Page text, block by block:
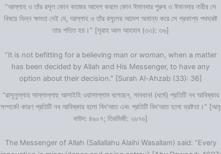
“আল্লাহ ও তাঁর রসূল কোন কাজের আদেশ করলে কোন ঈমানদার পুরুষ ও ঈমানদার নারীর সে
বিষয়ে ভিন্ন ক্ষমতা নেই যে, আল্লাহ ও তাঁর রসূলের আদেশ অমান্য করে সে প্রকাশ্য পথভ্রষ্ট
তায় পতিত হয়।” [সূরাহ আল আহযাব (৩৩): ৩৬]
“It is not befitting for a believing man or woman, when a matter
has been decided by Allah and His Messenger, to have any
option about their decision.” [Surah Al-Ahzab (33): 36]
“রাসূলুল্লাহ সাল্লাল্লাহু আলাইহি ওয়াসাল্লাম বলেছেন, সাবধান! (ধর্মে) প্রতিটি নব আবিষ্কার
সম্পর্কে! কারণ প্রতিটি নব আবিষ্কার হলো বিদ‘আত এবং প্রতিটি বিদ‘আত হলো ভ্রষ্টতা।” [আবূ
দাউদ: ৪৬০৭; তিরমিজী: ২৬৭৬]
The Messenger of Allah (Sallallahu Alaihi Wasallam) said: “Every